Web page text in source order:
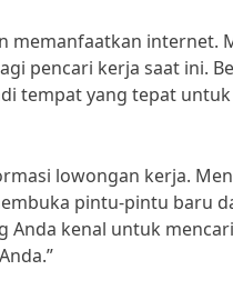
memanfaatkan internet.
pencari kerja saat ini.
tempat yang tepat
lowongan kerja.
pintu-pintu baru
Anda kenal untuk mencari